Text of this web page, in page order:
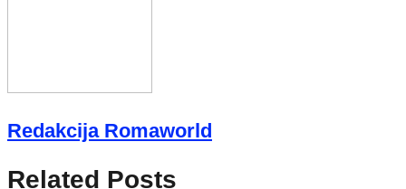
Redakcija Romaworld
Related Posts